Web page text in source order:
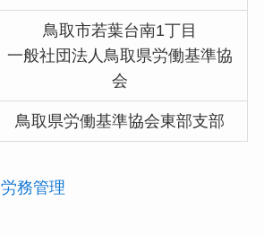
鳥取市若葉台南1丁目
一般社団法人鳥取県労働基準協
会
鳥取県労働基準協会東部支部
労務管理